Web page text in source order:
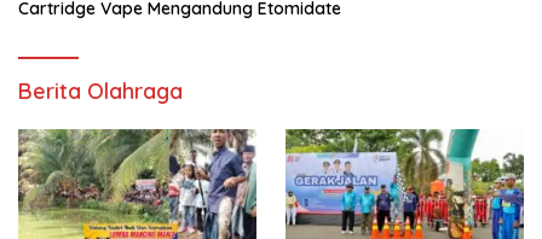
Cartridge Vape Mengandung Etomidate
Berita Olahraga